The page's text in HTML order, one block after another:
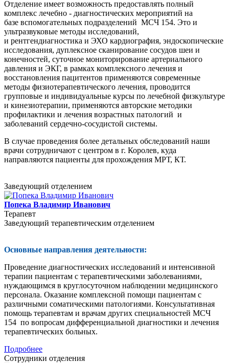
Отделение имеет возможность предоставлять полный
комплекс лечебно - диагностических мероприятий на
базе вспомогательных подразделений МСЧ 154. Это и
ультразвуковые методы исследований,
и рентгендиагностика и ЭХО кардиография, эндоскопические
исследования, дуплексное сканирование сосудов шеи и
конечностей, суточное мониторирование артериального
давления и ЭКГ, в рамках комплексного лечения и
восстановления пацитентов применяются современные
методы физиотерапевтического лечения, проводится
групповые и индивидуальные курсы по лечебной физкультуре
и кинезиотерапии, применяются авторские методики
профилактики и лечения возрастных патологий и
заболеваний сердечно-сосудистой системы.
В случае проведения более детальных обследований наши
врачи сотрудничают с центром в г. Королев, куда
направляются пациенты для прохождения МРТ, КТ.
Заведующий отделением
Попека Владимир Иванович
Терапевт
Заведующий терапевтическим отделением
Основные направления деятельности:
Проведение диагностических исследований и интенсивной
терапии пациентам с терапевтическими заболеваниями,
нуждающимся в круглосуточном наблюдении медицинского
персонала. Оказание комплексной помощи пациентам с
различными соматическими патологиями. Консультативная
помощь терапевтам и врачам других специальностей МСЧ
154 по вопросам дифференциальной диагностики и лечения
терапевтических больных.
Подробнее
Сотрудники отделения